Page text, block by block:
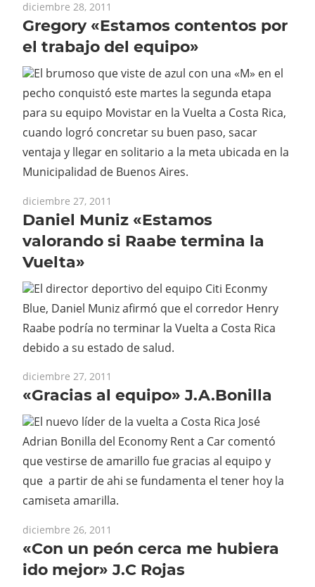
diciembre 28, 2011
Gregory «Estamos contentos por
el trabajo del equipo»
El brumoso que viste de azul con una «M» en el
pecho conquistó este martes la segunda etapa
para su equipo Movistar en la Vuelta a Costa Rica,
cuando logró concretar su buen paso, sacar
ventaja y llegar en solitario a la meta ubicada en la
Municipalidad de Buenos Aires.
diciembre 27, 2011
Daniel Muniz «Estamos
valorando si Raabe termina la
Vuelta»
El director deportivo del equipo Citi Econmy
Blue, Daniel Muniz afirmó que el corredor Henry
Raabe podría no terminar la Vuelta a Costa Rica
debido a su estado de salud.
diciembre 27, 2011
«Gracias al equipo» J.A.Bonilla
El nuevo líder de la vuelta a Costa Rica José
Adrian Bonilla del Economy Rent a Car comentó
que vestirse de amarillo fue gracias al equipo y
que a partir de ahi se fundamenta el tener hoy la
camiseta amarilla.
diciembre 26, 2011
«Con un peón cerca me hubiera
ido mejor» J.C Rojas